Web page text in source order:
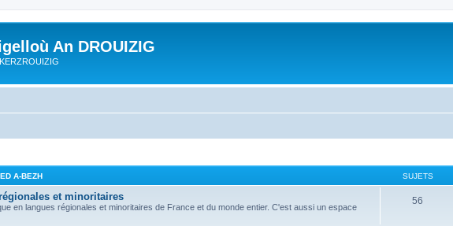
An DROUIZIG
A-BEZH SUJETS
et minoritaires
en langues régionales et minoritaires de France et du monde entier. C'est aussi un espace
56